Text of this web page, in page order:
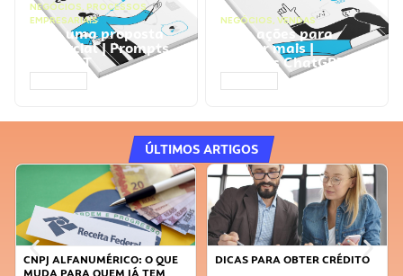
NEGÓCIOS, PROCESSOS
EMPRESARIAIS
Faça uma proposta
comercial | Prompts
ChatGPT
NEGÓCIOS, VENDAS
Faça ações para
vender mais |
Prompts ChatGPT
ÚLTIMOS ARTIGOS
DICAS PARA OBTER CRÉDITO
FAÇA A DIFERENÇA: SEJA